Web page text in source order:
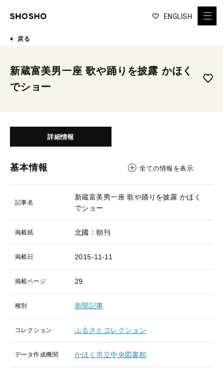
ENGLISH
戻る
新蔵富美男一座 歌や踊りを披露 かほく
でショー
詳細情報
基本情報 全ての情報を表示
記事名
新蔵富美男一座 歌や踊りを披露 かほく
でショー
掲載紙 北國：朝刊
掲載日 2015-11-11
掲載ページ 29
種別 新聞記事
コレクション ふるさとコレクション
データ作成機関 かほく市立中央図書館